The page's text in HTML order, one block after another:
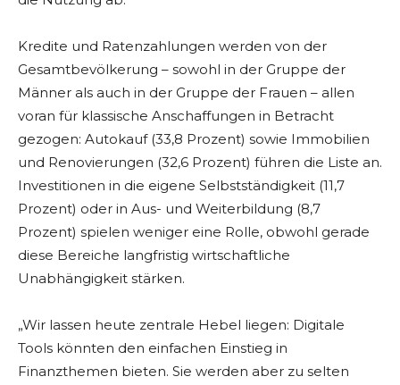
Kredite und Ratenzahlungen werden von der
Gesamtbevölkerung – sowohl in der Gruppe der
Männer als auch in der Gruppe der Frauen – allen
voran für klassische Anschaffungen in Betracht
gezogen: Autokauf (33,8 Prozent) sowie Immobilien
und Renovierungen (32,6 Prozent) führen die Liste an.
Investitionen in die eigene Selbstständigkeit (11,7
Prozent) oder in Aus- und Weiterbildung (8,7
Prozent) spielen weniger eine Rolle, obwohl gerade
diese Bereiche langfristig wirtschaftliche
Unabhängigkeit stärken.
„Wir lassen heute zentrale Hebel liegen: Digitale
Tools könnten den einfachen Einstieg in
Finanzthemen bieten. Sie werden aber zu selten